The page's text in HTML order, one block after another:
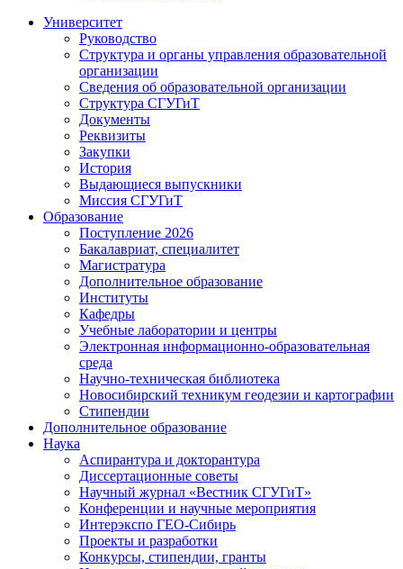
Университет
Руководство
Структура и органы управления образовательной
организации
Сведения об образовательной организации
Структура СГУГиТ
Документы
Реквизиты
Закупки
История
Выдающиеся выпускники
Миссия СГУГиТ
Образование
Поступление 2026
Бакалавриат, специалитет
Магистратура
Дополнительное образование
Институты
Кафедры
Учебные лаборатории и центры
Электронная информационно-образовательная
среда
Научно-техническая библиотека
Новосибирский техникум геодезии и картографии
Стипендии
Дополнительное образование
Наука
Аспирантура и докторантура
Диссертационные советы
Научный журнал «Вестник СГУГиТ»
Конференции и научные мероприятия
Интерэкспо ГЕО-Сибирь
Проекты и разработки
Конкурсы, стипендии, гранты